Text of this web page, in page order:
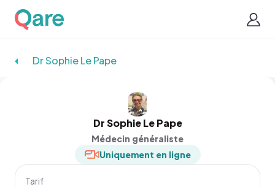
Dr Sophie Le Pape
Dr Sophie Le Pape
Médecin généraliste
Uniquement en ligne
Tarif